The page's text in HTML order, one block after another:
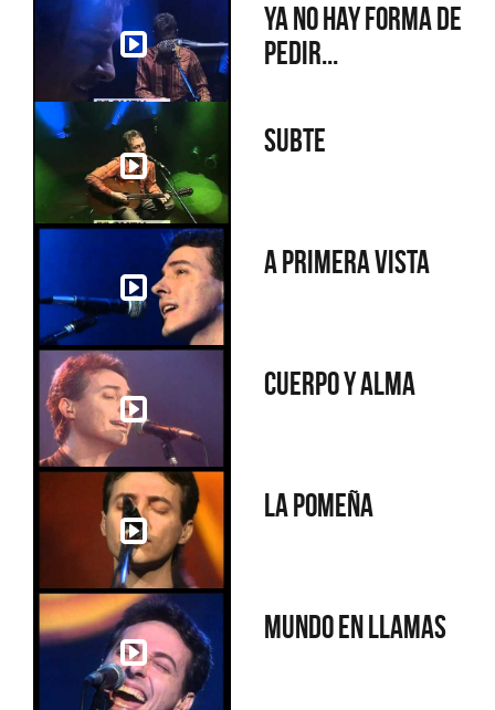
Ya no hay forma de
pedir...
Subte
A primera vista
Cuerpo y alma
La Pomeña
Mundo en llamas